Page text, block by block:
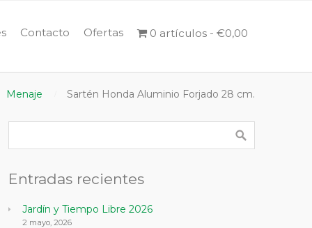
Contacto Ofertas 0 artículos €0,00
Menaje Sartén Honda Aluminio Forjado 28 cm.
Entradas recientes
Jardín y Tiempo Libre 2026
2 mayo, 2026